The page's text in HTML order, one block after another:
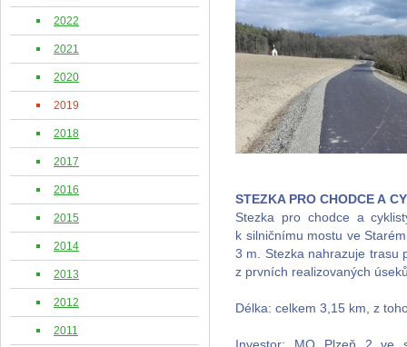
STEZKA PRO CHODCE A
Stezka pro chodce a
k silničnímu mostu ve
3 m. Stezka nahrazuje trasu
z prvních realizovaných
Délka: celkem 3,15 km, z
2022
2021
2020
2019
2018
2017
2016
2015
2014
2013
2012
2011